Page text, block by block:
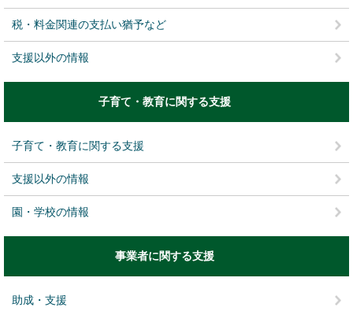
税・料金関連の支払い猶予など
支援以外の情報
子育て・教育に関する支援
子育て・教育に関する支援
支援以外の情報
園・学校の情報
事業者に関する支援
助成・支援